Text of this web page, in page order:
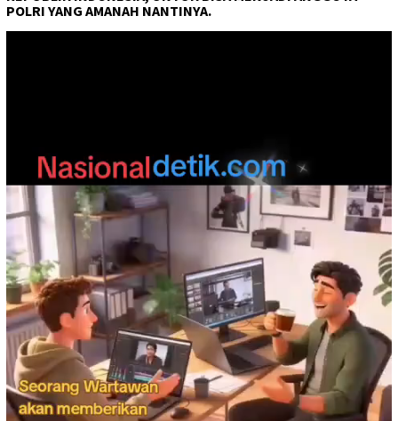
POLRI YANG AMANAH NANTINYA.